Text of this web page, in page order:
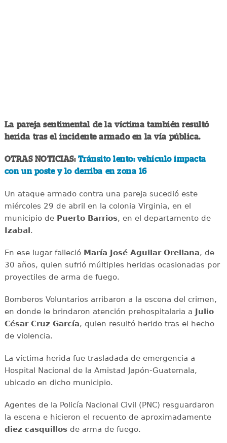
La pareja sentimental de la víctima también resultó
herida tras el incidente armado en la vía pública.
OTRAS NOTICIAS: Tránsito lento: vehículo impacta
con un poste y lo derriba en zona 16
Un ataque armado contra una pareja sucedió este
miércoles 29 de abril en la colonia Virginia, en el
municipio de Puerto Barrios, en el departamento de
Izabal.
En ese lugar falleció María José Aguilar Orellana, de
30 años, quien sufrió múltiples heridas ocasionadas por
proyectiles de arma de fuego.
Bomberos Voluntarios arribaron a la escena del crimen,
en donde le brindaron atención prehospitalaria a Julio
César Cruz García, quien resultó herido tras el hecho
de violencia.
La víctima herida fue trasladada de emergencia a
Hospital Nacional de la Amistad Japón-Guatemala,
ubicado en dicho municipio.
Agentes de la Policía Nacional Civil (PNC) resguardaron
la escena e hicieron el recuento de aproximadamente
diez casquillosde arma de fuego.